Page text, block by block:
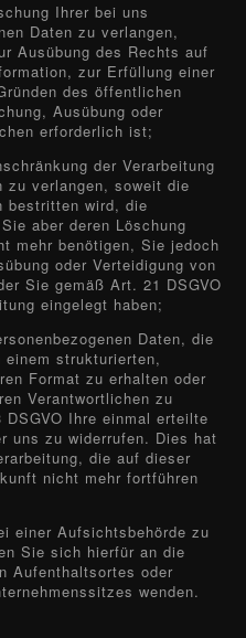
Ihrer bei uns
Daten zu verlangen,
Ausübung des Rechts auf
zur Erfüllung einer
des öffentlichen
Ausübung oder
erforderlich ist;
der Verarbeitung
zu verlangen, soweit die
bestritten wird, die
aber deren Löschung
mehr benötigen, Sie jedoch
oder Verteidigung von
Sie gemäß Art. 21 DSGVO
eingelegt haben;
Daten, die
strukturierten,
Format zu erhalten oder
Verantwortlichen zu
Ihre einmal erteilte
uns zu widerrufen. Dies hat
die auf dieser
nicht mehr fortführen
einer Aufsichtsbehörde zu
Sie sich hierfür an die
Aufenthaltsortes oder
wenden.